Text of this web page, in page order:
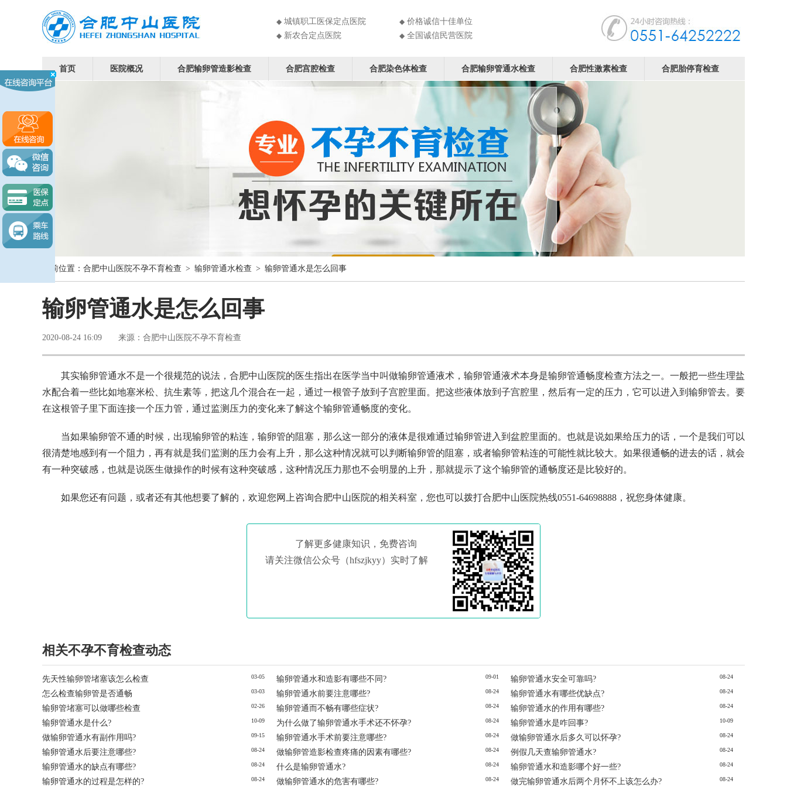
◆ 城镇职工医保定点医院 ◆ 价格诚信十佳单位
◆ 新农合定点医院 ◆ 全国诚信民营医院
首页 医院概况 合肥输卵管造影检查 合肥宫腔检查 合肥染色体检查 合肥输卵管通水检查 合肥性激素检查 合肥胎停育检查
当前位置： 合肥中山医院不孕不育检查 > 输卵管通水检查 > 输卵管通水是怎么回事
输卵管通水是怎么回事
2020-08-24 16:09 来源：合肥中山医院不孕不育检查
其实输卵管通水不是一个很规范的说法，合肥中山医院的医生指出在医学当中叫做输卵管通液术，输卵管通液术本身是输卵管通畅度检查方法之一。一般把一些生理盐
水配合着一些比如地塞米松、抗生素等，把这几个混合在一起，通过一根管子放到子宫腔里面。把这些液体放到子宫腔里，然后有一定的压力，它可以进入到输卵管去。要
在这根管子里下面连接一个压力管，通过监测压力的变化来了解这个输卵管通畅度的变化。
当如果输卵管不通的时候，出现输卵管的粘连，输卵管的阻塞，那么这一部分的液体是很难通过输卵管进入到盆腔里面的。也就是说如果给压力的话，一个是我们可以
很清楚地感到有一个阻力，再有就是我们监测的压力会有上升，那么这种情况就可以判断输卵管的阻塞，或者输卵管粘连的可能性就比较大。如果很通畅的进去的话，就会
有一种突破感，也就是说医生做操作的时候有这种突破感，这种情况压力那也不会明显的上升，那就提示了这个输卵管的通畅度还是比较好的。
如果您还有问题，或者还有其他想要了解的，欢迎您网上咨询合肥中山医院的相关科室，您也可以拨打合肥中山医院热线0551-64698888，祝您身体健康。
了解更多健康知识，免费咨询
请关注微信公众号（hfszjkyy）实时了解
相关不孕不育检查动态
03-05
先天性输卵管堵塞该怎么检查
03-03
怎么检查输卵管是否通畅
02-26
输卵管堵塞可以做哪些检查
10-09
输卵管通水是什么?
09-15
做输卵管通水有副作用吗?
09-01
输卵管通水和造影有哪些不同?
08-24
输卵管通水前要注意哪些?
08-24
输卵管通而不畅有哪些症状?
08-24
为什么做了输卵管通水手术还不怀孕?
08-24
输卵管通水手术前要注意哪些?
08-24
输卵管通水安全可靠吗?
08-24
输卵管通水有哪些优缺点?
08-24
输卵管通水的作用有哪些?
10-09
输卵管通水是咋回事?
08-24
做输卵管通水后多久可以怀孕?
08-24
输卵管通水后要注意哪些?
08-24
输卵管通水的缺点有哪些?
08-24
输卵管通水的过程是怎样的?
08-24
做输卵管造影检查疼痛的因素有哪些?
08-24
什么是输卵管通水?
08-24
做输卵管通水的危害有哪些?
08-24
例假几天查输卵管通水?
08-24
输卵管通水和造影哪个好一些?
08-24
做完输卵管通水后两个月怀不上该怎么办?